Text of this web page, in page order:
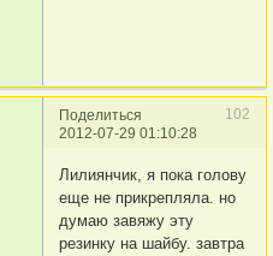
Поделиться
102
2012-07-29 01:10:28
Лилиянчик, я пока голову
еще не прикрепляла. но
думаю завяжу эту
резинку на шайбу. завтра